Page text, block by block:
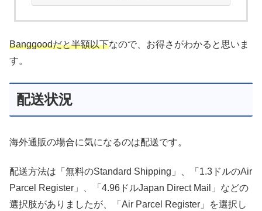
Banggoodだと半額以下なので、お得さがわかると思いま
す。
配送状況
海外通販の場合に気になるのは配送です。
配送方法は「無料のStandard Shipping」、「1.3ドルのAir
Parcel Register」、「4.96ドルJapan Direct Mail」などの
選択肢がありましたが、「Air Parcel Register」を選択し